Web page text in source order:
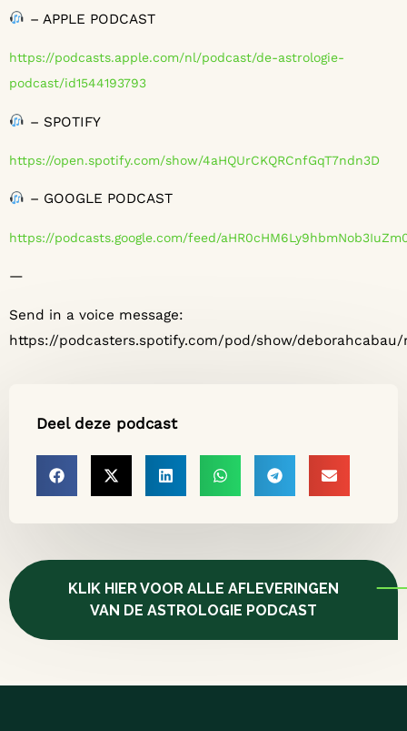
– APPLE PODCAST
⁠⁠⁠⁠⁠⁠⁠https://podcasts.apple.com/nl/podcast/de-astrologie-
podcast/id1544193793⁠⁠⁠⁠⁠⁠⁠
– SPOTIFY
⁠⁠⁠⁠⁠⁠⁠https://open.spotify.com/show/4aHQUrCKQRCnfGqT7ndn3D⁠⁠⁠⁠⁠⁠⁠
– GOOGLE PODCAST
⁠⁠⁠⁠⁠⁠⁠https://podcasts.google.com/feed/
—
Send in a voice message:
https://podcasters.spotify.com/pod/show/deborahcabau/
Deel deze podcast
KLIK HIER VOOR ALLE AFLEVERINGEN
VAN DE ASTROLOGIE PODCAST